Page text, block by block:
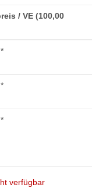
/ VE (100,00
*
*
*
verfügbar